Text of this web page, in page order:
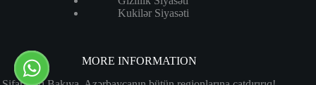
Kukilər Siyasəti
MORE INFORMATION